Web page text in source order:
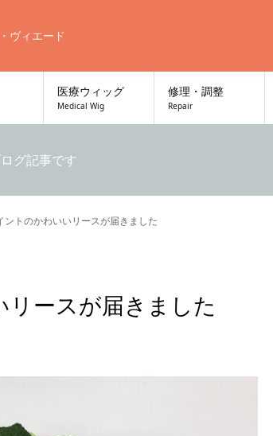
ヴィエード
医療ウィッグ
Medical Wig
修理・調整
Repair
グ記事です
ントのかわいいリースが届きました
ースが届きました